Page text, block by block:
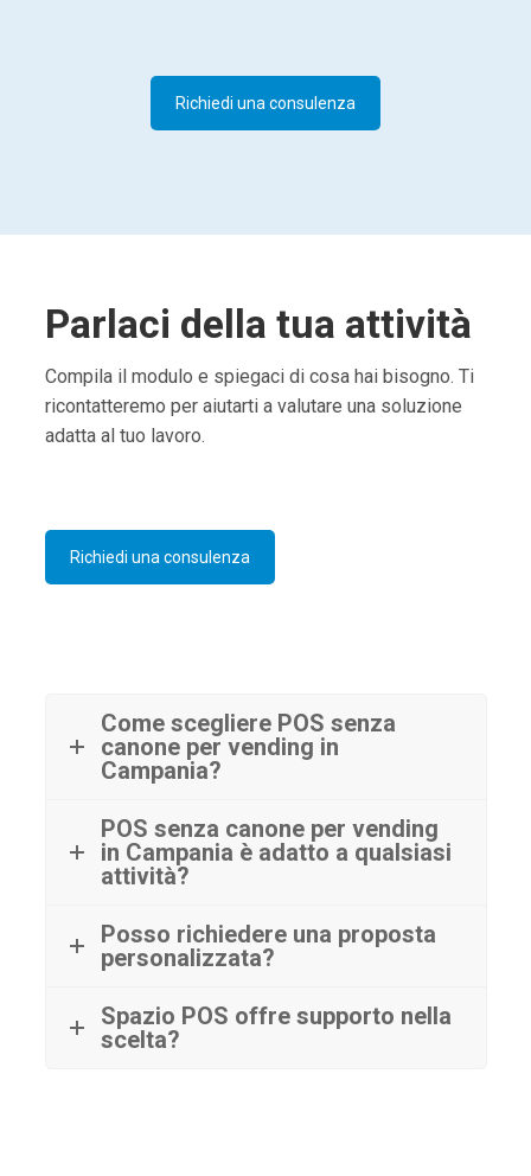
Richiedi una consulenza
Parlaci della tua attività
Compila il modulo e spiegaci di cosa hai bisogno. Ti
ricontatteremo per aiutarti a valutare una soluzione
adatta al tuo lavoro.
Richiedi una consulenza
Come scegliere POS senza
canone per vending in
Campania?
POS senza canone per vending
in Campania è adatto a qualsiasi
attività?
Posso richiedere una proposta
personalizzata?
Spazio POS offre supporto nella
scelta?